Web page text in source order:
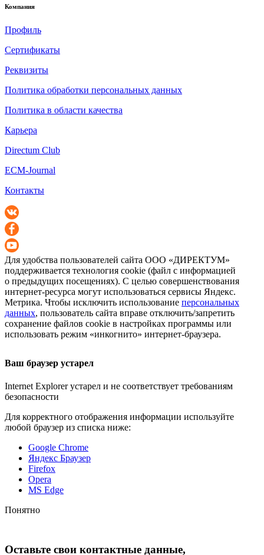
Компания
Профиль
Сертификаты
Реквизиты
Политика обработки персональных данных
Политика в области качества
Карьера
Directum Club
ECM-Journal
Контакты
Для удобства пользователей сайта ООО «ДИРЕКТУМ»
поддерживается технология cookie (файл с информацией
о предыдущих посещениях). С целью совершенствования
интернет-ресурса могут использоваться сервисы Яндекс.
Метрика. Чтобы исключить использование персональных
данных, пользователь сайта вправе отключить/запретить
сохранение файлов cookie в настройках программы или
использовать режим «инкогнито» интернет-браузера.
Ваш браузер устарел
Internet Explorer устарел и не соответствует требованиям
безопасности
Для корректного отображения информации используйте
любой браузер из списка ниже:
Google Chrome
Яндекс Браузер
Firefox
Opera
MS Edge
Понятно
Оставьте свои контактные данные,